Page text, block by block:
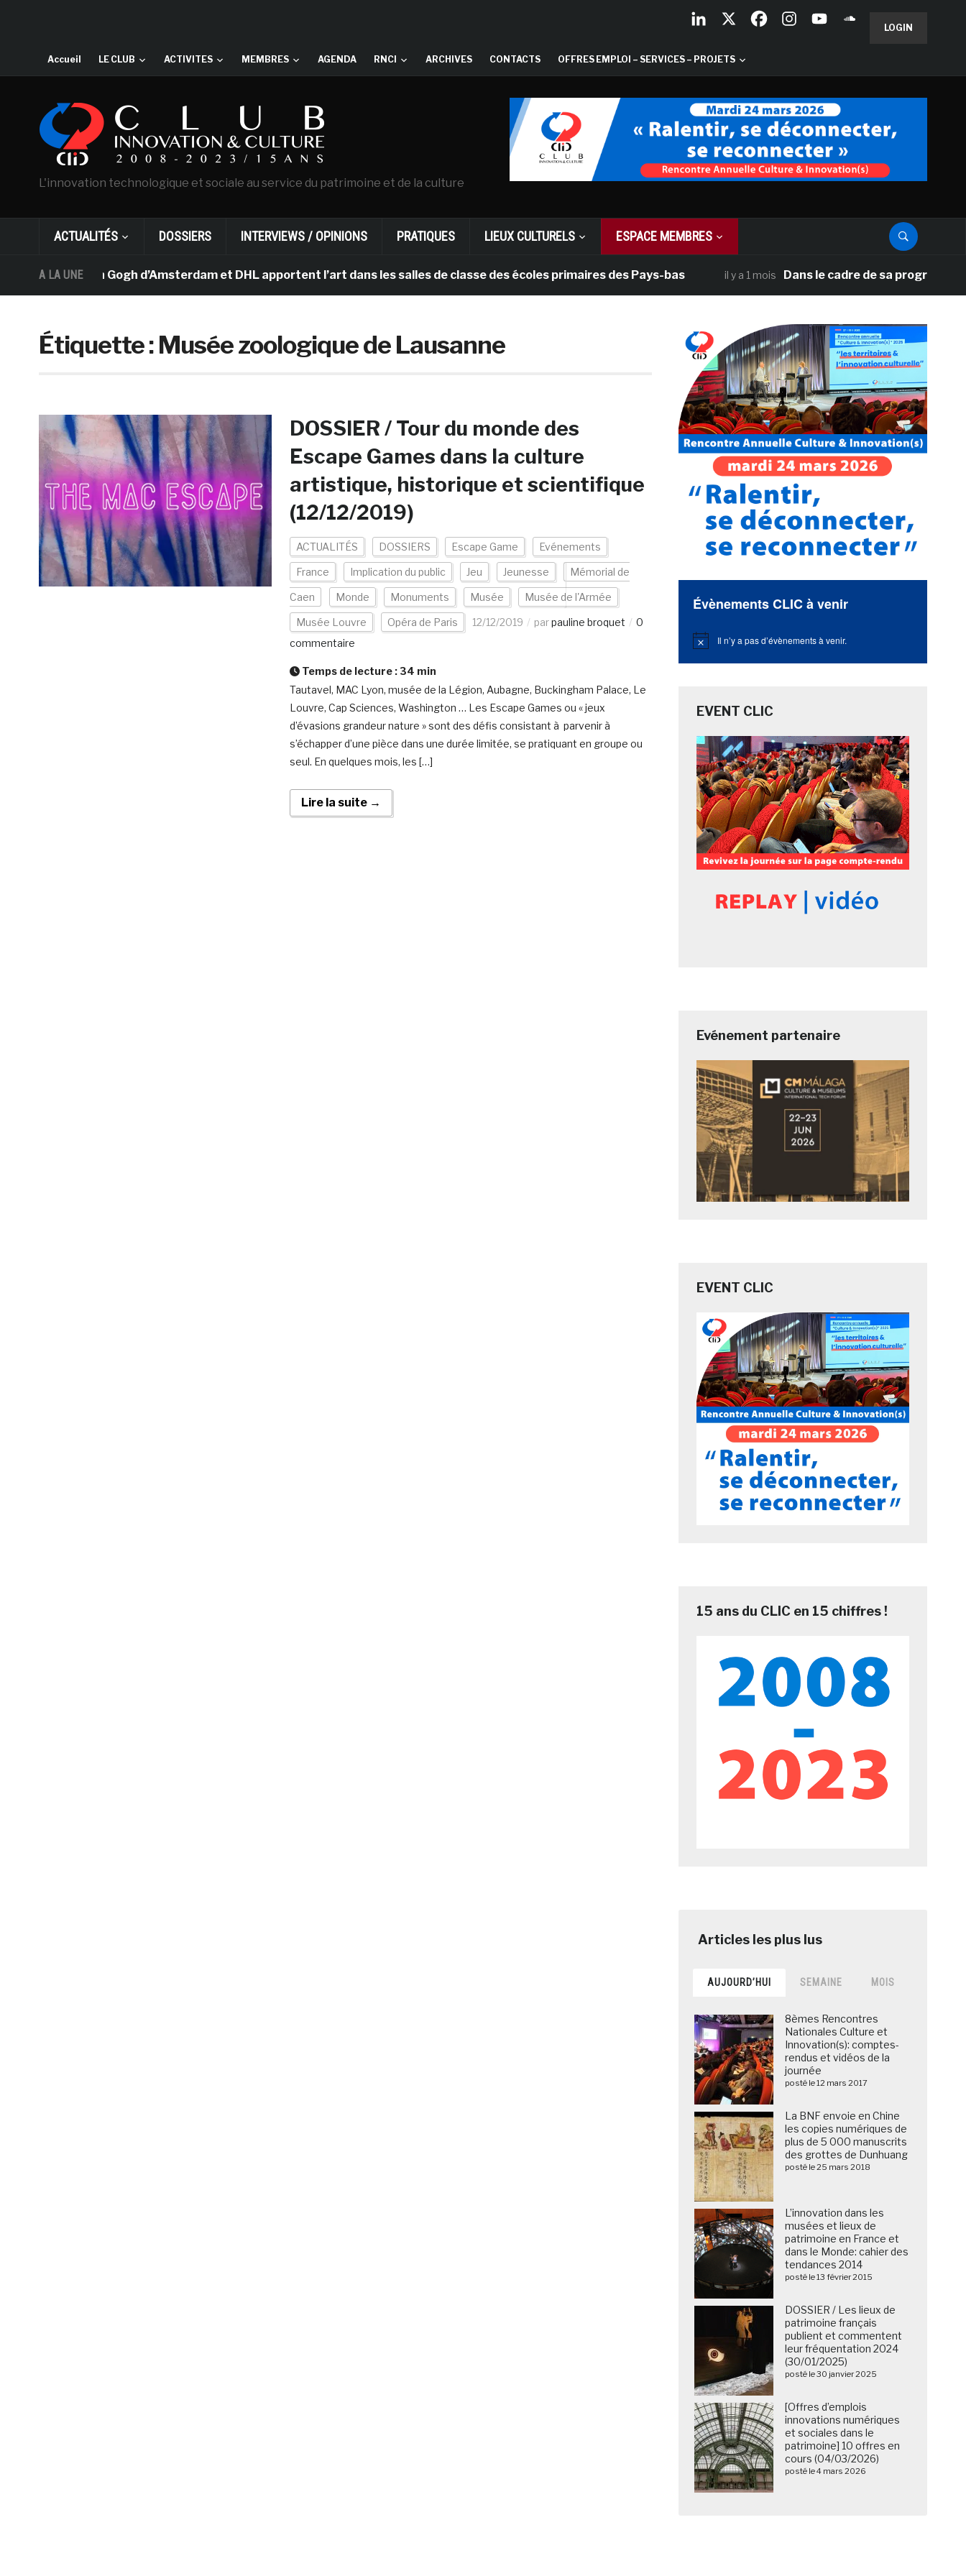
LOGIN
Accueil LE CLUB ACTIVITES MEMBRES AGENDA RNCI ARCHIVES CONTACTS OFFRES EMPLOI – SERVICES – PROJETS
L'innovation technologique et sociale au service du patrimoine et de la culture
ACTUALITÉS DOSSIERS INTERVIEWS / OPINIONS PRATIQUES LIEUX CULTURELS ESPACE MEMBRES
A LA UNE
musée Van Gogh d’Amsterdam et DHL apportent l’art dans les salles de classe des écoles primaires des Pays-bas il y a 1 mois Dans le cadre de sa programmation
Étiquette :Musée zoologique de Lausanne
DOSSIER / Tour du monde des
Escape Games dans la culture
artistique, historique et scientifique
(12/12/2019)
ACTUALITÉS DOSSIERS Escape Game Evénements
France Implication du public Jeu Jeunesse Mémorial de
Caen Monde Monuments Musée Musée de l'Armée
Musée Louvre Opéra de Paris 12/12/2019 parpauline broquet
0
commentaire
Temps de lecture : 34 min
Tautavel, MAC Lyon, musée de la Légion, Aubagne, Buckingham Palace, Le
Louvre, Cap Sciences, Washington … Les Escape Games ou « jeux
d’évasions grandeur nature » sont des défis consistant à parvenir à
s’échapper d’une pièce dans une durée limitée, se pratiquant en groupe ou
seul. En quelques mois, les […]
Lire la suite →
Évènements CLIC à venir
Notice Il n’y a pas d’évènements à venir.
EVENT CLIC
Evénement partenaire
EVENT CLIC
15 ans du CLIC en 15 chiffres !
AUJOURD’HUI SEMAINE MOIS
8èmes Rencontres
Nationales Culture et
Innovation(s): comptes-
rendus et vidéos de la
journée
posté le 12 mars 2017
La BNF envoie en Chine
les copies numériques de
plus de 5 000 manuscrits
des grottes de Dunhuang
posté le 25 mars 2018
L’innovation dans les
musées et lieux de
patrimoine en France et
dans le Monde: cahier des
tendances 2014
posté le 13 février 2015
DOSSIER / Les lieux de
patrimoine français
publient et commentent
leur fréquentation 2024
(30/01/2025)
posté le 30 janvier 2025
[Offres d’emplois
innovations numériques
et sociales dans le
patrimoine] 10 offres en
cours (04/03/2026)
posté le 4 mars 2026